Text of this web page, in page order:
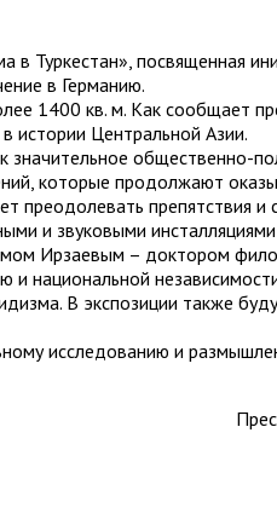
Туркестан», посвященная
в Германию.
1400 кв. м. Как сообщает
истории Центральной Азии.
общественно-
которые продолжают
преодолевать препятствия
и звуковыми
Ирзаевым – доктором
В экспозиции также
исследованию и